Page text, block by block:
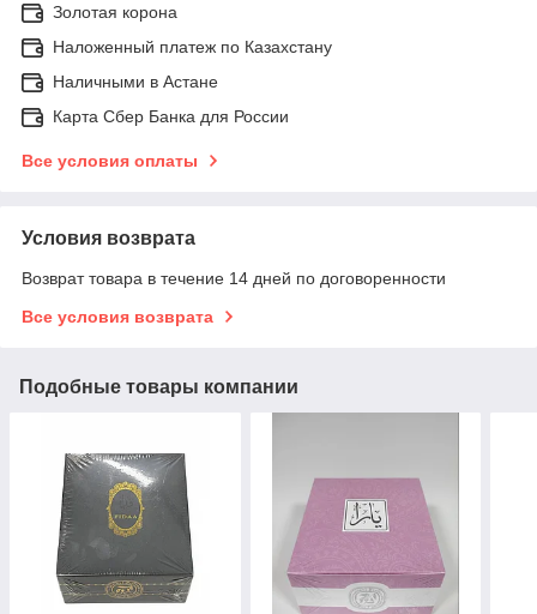
Золотая корона
Наложенный платеж по Казахстану
Наличными в Астане
Карта Сбер Банка для России
Все условия оплаты
Условия возврата
Возврат товара в течение 14 дней по договоренности
Все условия возврата
Подобные товары компании